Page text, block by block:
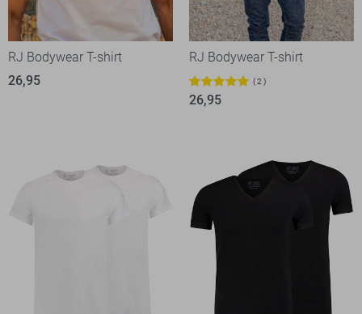
RJ Bodywear T-shirt
26,95
RJ Bodywear T-shirt
2
26,95